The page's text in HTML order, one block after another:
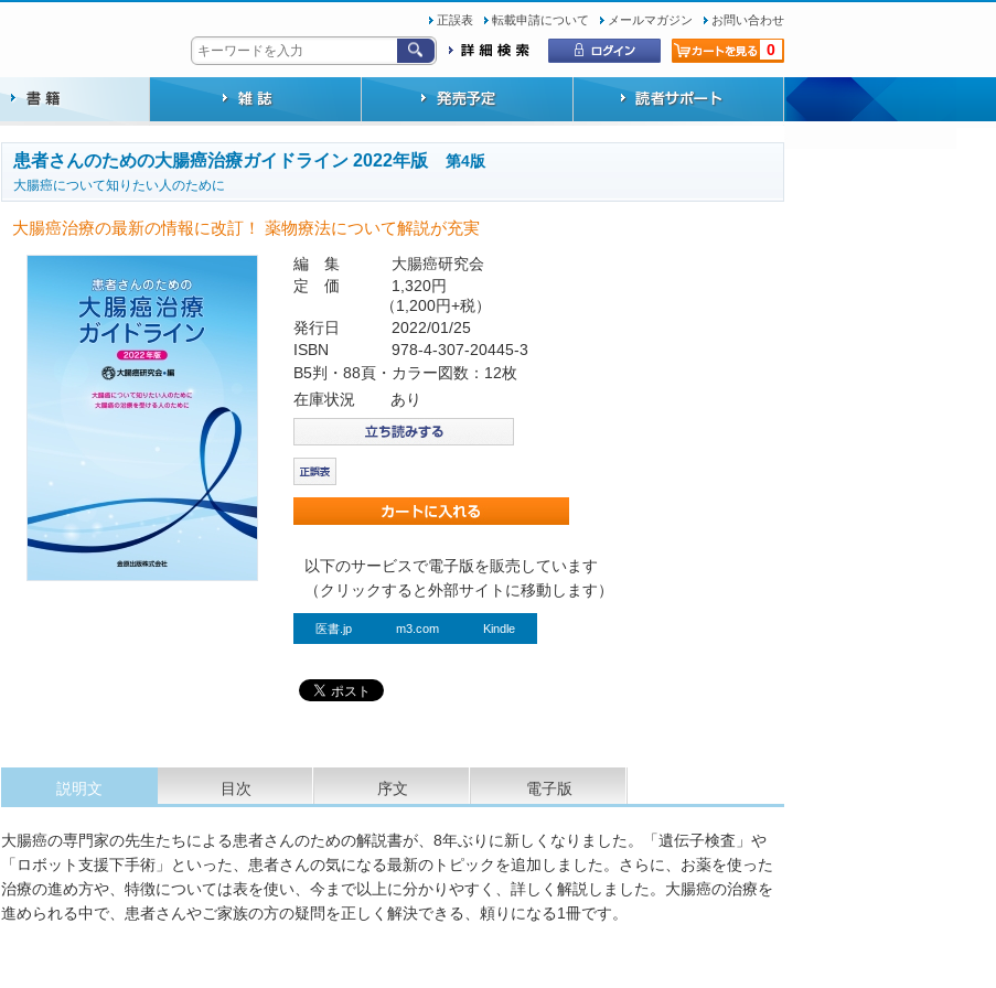
正誤表 転載申請について メールマガジン お問い合わせ
0
患者さんのための大腸癌治療ガイドライン 2022年版 第4版
大腸癌について知りたい人のために
大腸癌治療の最新の情報に改訂！ 薬物療法について解説が充実
編 集
大腸癌研究会
定 価
1,320円
（1,200円+税）
発行日
2022/01/25
ISBN
978-4-307-20445-3
B5判・88頁・カラー図数：12枚
在庫状況
あり
以下のサービスで電子版を販売しています
（クリックすると外部サイトに移動します）
医書.jp m3.com Kindle
説明文 目次 序文 電子版
大腸癌の専門家の先生たちによる患者さんのための解説書が、8年ぶりに新しくなりました。「遺伝子検査」や
「ロボット支援下手術」といった、患者さんの気になる最新のトピックを追加しました。さらに、お薬を使った
治療の進め方や、特徴については表を使い、今まで以上に分かりやすく、詳しく解説しました。大腸癌の治療を
進められる中で、患者さんやご家族の方の疑問を正しく解決できる、頼りになる1冊です。